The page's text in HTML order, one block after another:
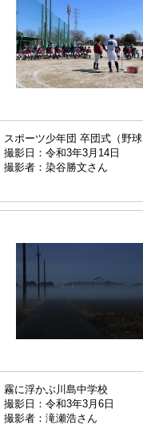
スポーツ少年団 卒団式（野球
撮影日：令和3年3月14日
撮影者：染谷勝文さん
霧に浮かぶ川島中学校
撮影日：令和3年3月6日
撮影者：滝瀬浩さん